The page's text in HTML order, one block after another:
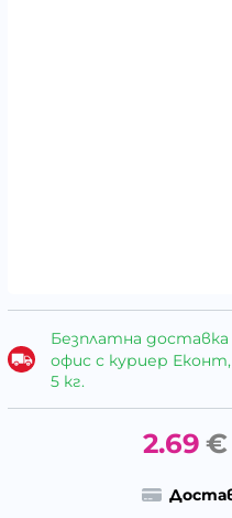
Безплатна доставка
офис с куриер
5 кг.
2.69 €